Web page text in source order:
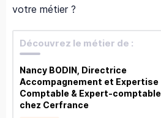
votre métier ?
Découvrez le métier de :
Nancy BODIN, Directrice
Accompagnement et Expertise
Comptable & Expert-comptable
chez Cerfrance